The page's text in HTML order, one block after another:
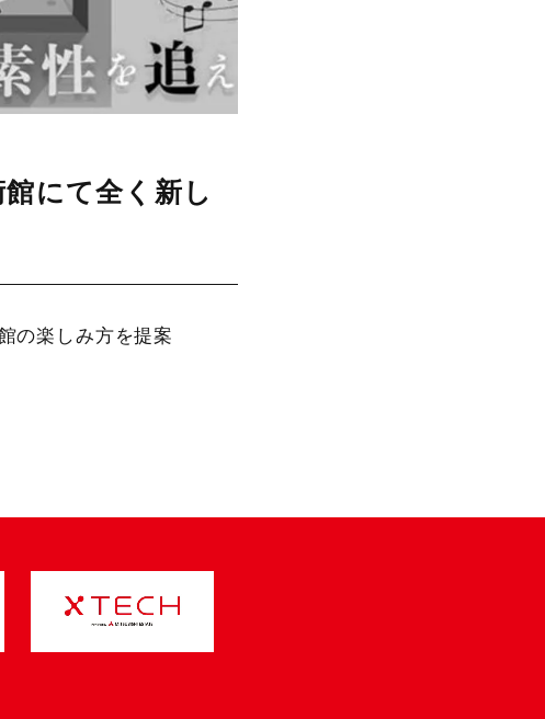
にて全く新し
の楽しみ方を提案